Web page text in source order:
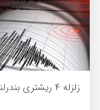
زلزله ۴ ریشتری بندرلنگه را لرزاند